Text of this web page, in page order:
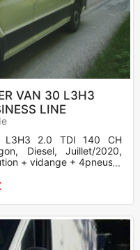
VAN 30 L3H3
LINE
L3H3 2.0 TDI 140 CH
Diesel, Juillet/2020,
+ vidange + 4pneus 4